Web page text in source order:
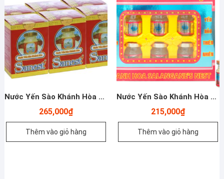
Nước Yến Sào Khánh Hòa Có Đường – Sanest – 6 Lọ Đơn 70ml
265,000₫
Thêm vào giỏ hàng
Nước Yến Sào Khánh Hòa – Sanest Collagen – Hộp Qùa 6 Hũ
215,000₫
Thêm vào giỏ hàng